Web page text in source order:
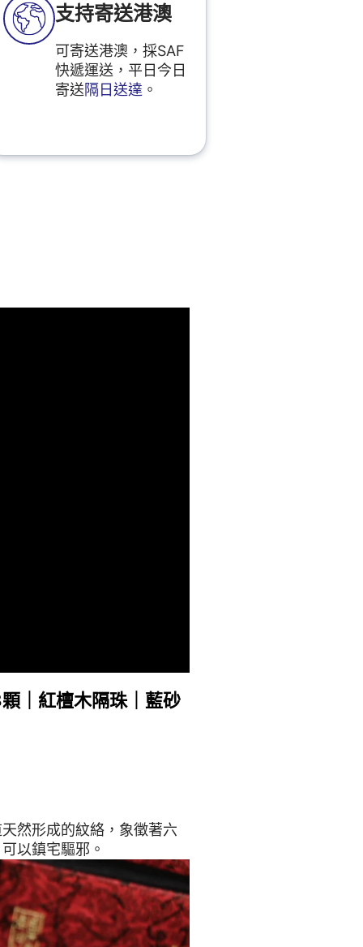
支持寄送港澳
可寄送港澳，採SAF
快遞運送，平日今日
寄送隔日送達 。
｜紅檀木隔珠｜藍砂
然形成的紋絡，象徵著六
以鎮宅驅邪。